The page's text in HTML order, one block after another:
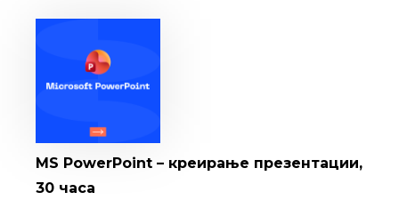
MS PowerPoint – креирање презентации,
30 часа